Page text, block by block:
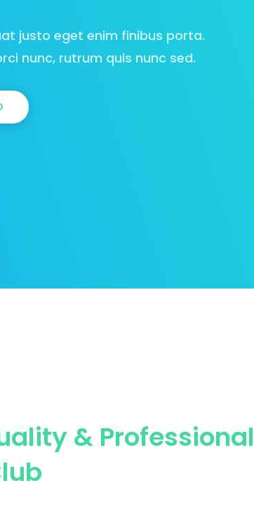
justo eget enim finibus porta.
nunc, rutrum quis nunc sed.
& Professional